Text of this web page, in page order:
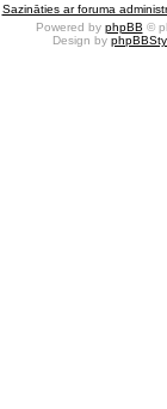
Sazināties ar foruma
Powered by phpBB ©
Design by